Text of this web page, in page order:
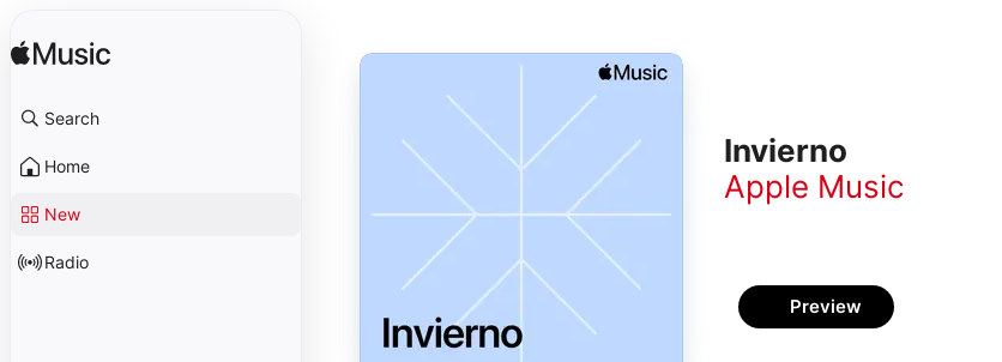
Search
Home
New
Radio
Invierno
Apple Music
Preview